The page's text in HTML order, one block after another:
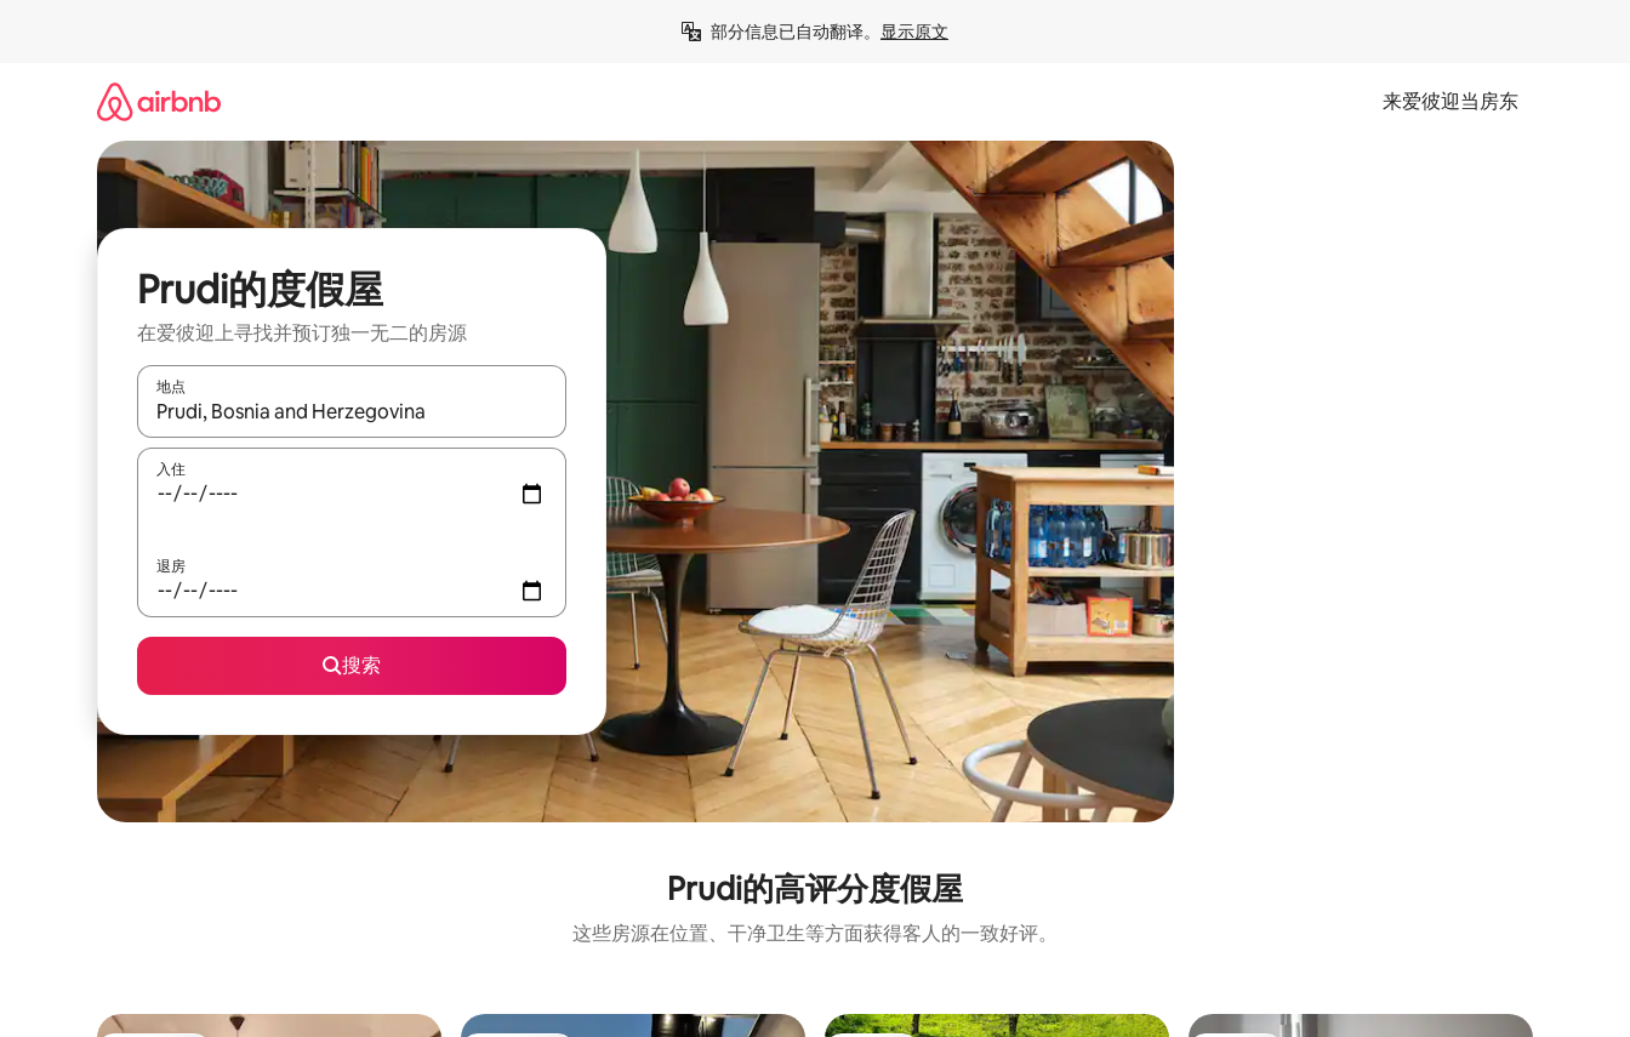
部分信息已自动翻译。 显示原文
来爱彼迎当房东
Prudi的度假屋
在爱彼迎上寻找并预订独一无二的房源
地点
如有搜索结果，请使用上下方向键查看，或通过点击或滑动手势浏览。
入住
退房
搜索
Prudi的高评分度假屋
这些房源在位置、干净卫生等方面获得客人的一致好评。